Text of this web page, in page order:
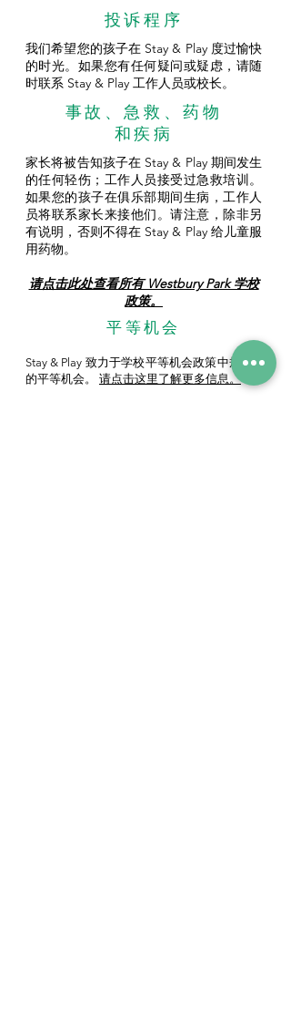
投诉程序
我们希望您的孩子在 Stay & Play 度过愉快
的时光。如果您有任何疑问或疑虑，请随
时联系 Stay & Play 工作人员或校长。
事故、急救、药物
和疾病
家长将被告知孩子在 Stay & Play 期间发生
的任何轻伤；工作人员接受过急救培训。
如果您的孩子在俱乐部期间生病，工作人
员将联系家长来接他们。请注意，除非另
有说明，否则不得在 Stay & Play 给儿童服
用药物。
请点击此处查看所有 Westbury Park 学校
政策。
平等机会
Stay & Play 致力于学校平等机会政策中规定
的平等机会。 请点击这里了解更多信息。